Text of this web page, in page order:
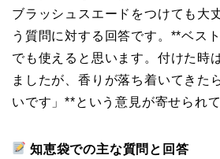
ブラッシュスエードをつけても大
う質問に対する回答です。**ベス
でも使えると思います。付けた時
ましたが、香りが落ち着いてきた
いです」**という意見が寄せられて
知恵袋での主な質問と回答